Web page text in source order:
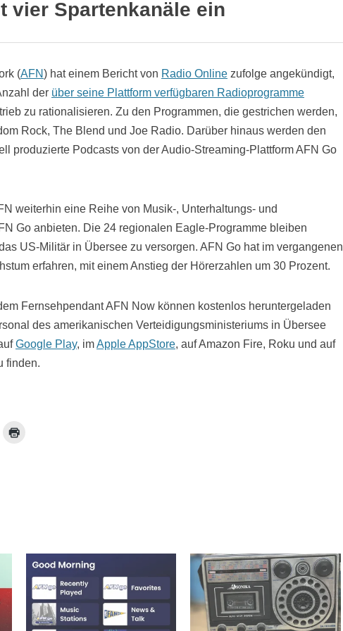
vier Spartenkanäle ein
(AFN) hat einem Bericht von Radio Online zufolge angekündigt,
der über seine Plattform verfügbaren Radioprogramme
zu rationalisieren. Zu den Programmen, die gestrichen werden,
Rock, The Blend und Joe Radio. Darüber hinaus werden den
produzierte Podcasts von der Audio-Streaming-Plattform AFN Go
weiterhin eine Reihe von Musik-, Unterhaltungs- und
Go anbieten. Die 24 regionalen Eagle-Programme bleiben
US-Militär in Übersee zu versorgen. AFN Go hat im vergangenen
erfahren, mit einem Anstieg der Hörerzahlen um 30 Prozent.
Fernsehpendant AFN Now können kostenlos heruntergeladen
des amerikanischen Verteidigungsministeriums in Übersee
Google Play, imApple AppStore, auf Amazon Fire, Roku und auf
finden.